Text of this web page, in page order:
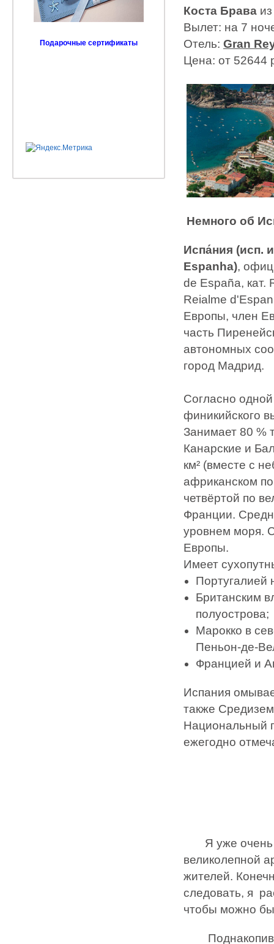
Коста Брава
Вылет: на 7
Отель: Gran
Цена: от 52644
Немного об
Испа́ния (исп.
Espanha),
de España, кат.
Reialme
Европы, член
часть
автономных
город Мадрид.
Согласно
финикийского
Занимает 80 %
Канарские и
км² (вместе с
африканском
четвёртой по
Франции.
уровнем моря.
Европы.
Имеет
Португалией
Британским
полуострова;
Марокко в
Пеньон-де-
Францией и
Испания
также
Национальный
ежегодно
Я уже очень
великолепной
жителей.
следовать, я
чтобы можно
Поднакопив
Подарочные сертификаты